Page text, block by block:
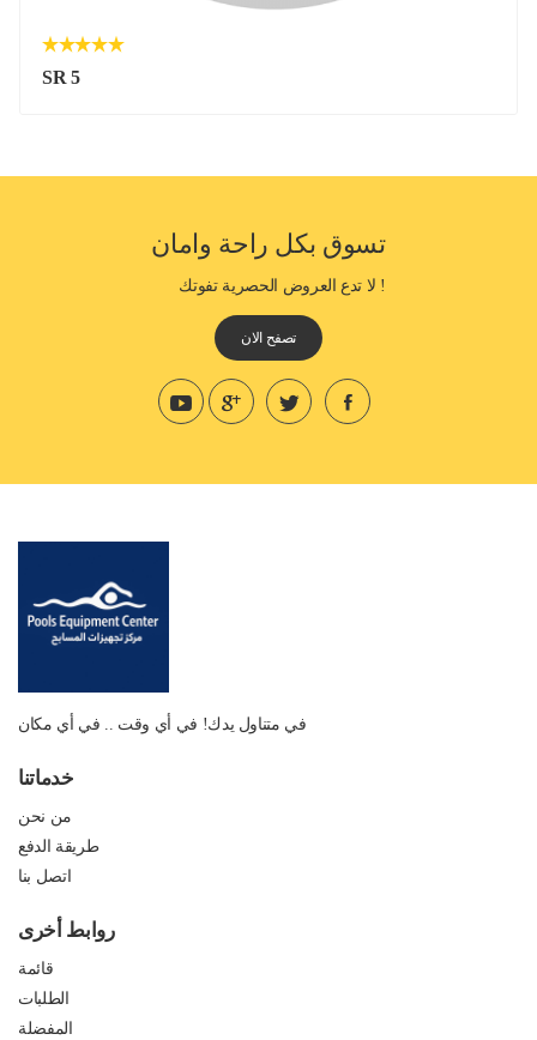
SR 5
تسوق بكل راحة وامان
! لا تدع العروض الحصرية تفوتك
تصفح الان
في متناول يدك! في أي وقت .. في أي مكان
خدماتنا
من نحن
طريقة الدفع
اتصل بنا
روابط أخرى
قائمة
الطلبات
المفضلة